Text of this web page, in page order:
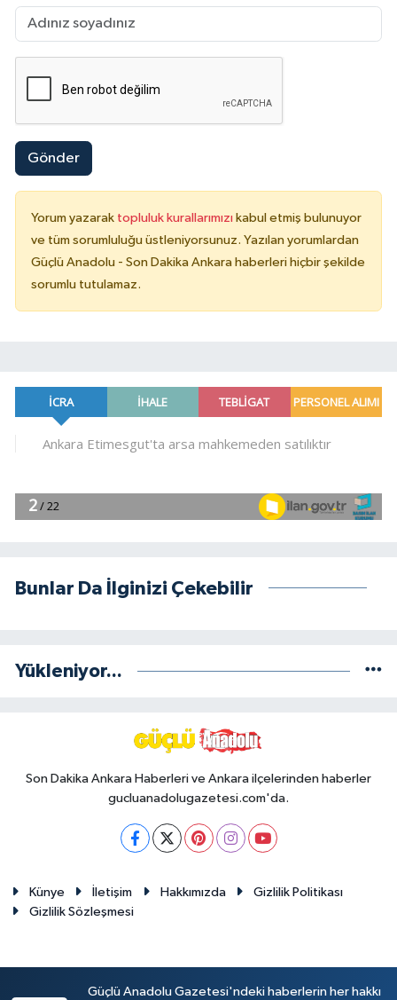
Gönder
Yorum yazarak topluluk kurallarımızı kabul etmiş bulunuyor
ve tüm sorumluluğu üstleniyorsunuz. Yazılan yorumlardan
Güçlü Anadolu - Son Dakika Ankara haberleri hiçbir şekilde
sorumlu tutulamaz.
Bunlar Da İlginizi Çekebilir
Yükleniyor...
Son Dakika Ankara Haberleri ve Ankara ilçelerinden haberler
gucluanadolugazetesi.com'da.
Künye İletişim Hakkımızda
Gizlilik Politikası
Gizlilik Sözleşmesi
Güçlü Anadolu Gazetesi'ndeki haberlerin her hakkı